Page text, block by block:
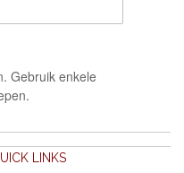
Gebruik enkele
LINKS